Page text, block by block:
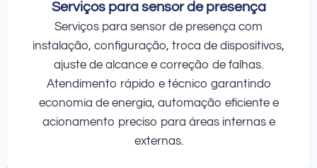
Serviços para sensor de presença
Serviços para sensor de presença com
instalação, configuração, troca de dispositivos,
ajuste de alcance e correção de falhas.
Atendimento rápido e técnico garantindo
economia de energia, automação eficiente e
acionamento preciso para áreas internas e
externas.